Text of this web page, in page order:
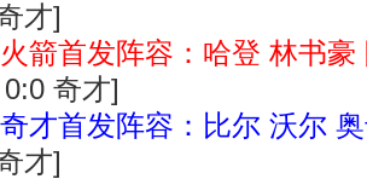
才]
火箭首发阵容：哈登 林书
奇才]
奇才首发阵容：比尔 沃尔
才]